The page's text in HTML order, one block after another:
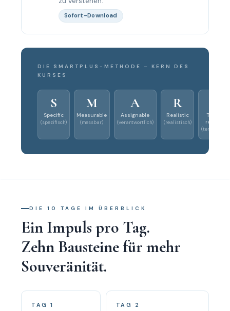
Sofort-Download
DIE SMARTPLUS-METHODE – KERN DES
KURSES
S
Specific
(spezifisch)
M
Measurable
(messbar)
A
Assignable
(verantwortlich)
R
Realistic
(realistisch)
Time-
related
(terminiert)
DIE 10 TAGE IM ÜBERBLICK
Ein Impuls pro Tag.
Zehn Bausteine für mehr
Souveränität.
TAG 1 TAG 2